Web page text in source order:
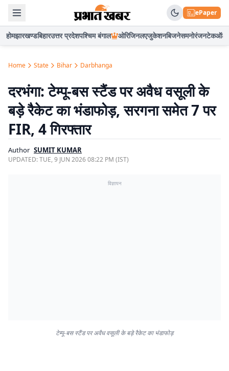
ePaper
होमझारखण्डबिहारउत्तर प्रदेशपश्चिम बंगाल ओरिजिनलएजुकेशनबिजनेसमनोरंजनटेकऑटो
Home State Bihar Darbhanga
दरभंगा: टेम्पू-बस स्टैंड पर अवैध वसूली के
बड़े रैकेट का भंडाफोड़, सरगना समेत 7 पर
FIR, 4 गिरफ्तार
Author SUMIT KUMAR
UPDATED:TUE, 9 JUN 2026 08:22 PM (IST)
विज्ञापन
टेम्पू-बस स्टैंड पर अवैध वसूली के बड़े रैकेट का भंडाफोड़